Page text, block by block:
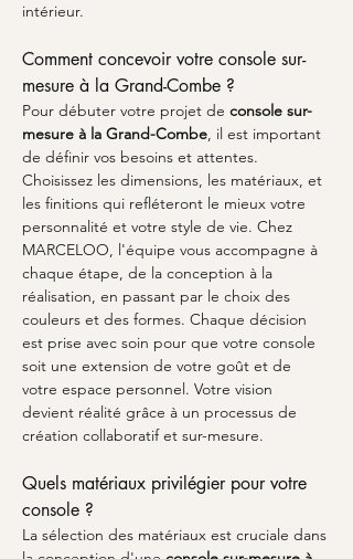
intérieur.
Comment concevoir votre console sur-
mesure à la Grand-Combe ?
Pour débuter votre projet de console sur-
mesure à la Grand-Combe, il est important
de définir vos besoins et attentes.
Choisissez les dimensions, les matériaux, et
les finitions qui refléteront le mieux votre
personnalité et votre style de vie. Chez
MARCELOO, l'équipe vous accompagne à
chaque étape, de la conception à la
réalisation, en passant par le choix des
couleurs et des formes. Chaque décision
est prise avec soin pour que votre console
soit une extension de votre goût et de
votre espace personnel. Votre vision
devient réalité grâce à un processus de
création collaboratif et sur-mesure.
Quels matériaux privilégier pour votre
console ?
La sélection des matériaux est cruciale dans